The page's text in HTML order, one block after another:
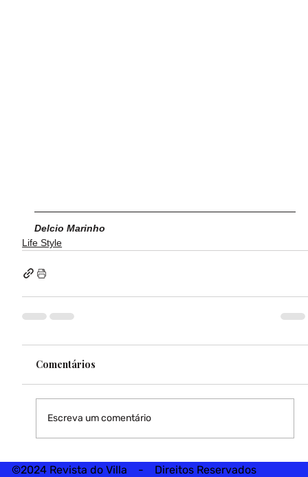
Delcio Marinho
Life Style
Comentários
Escreva um comentário
©2024 Revista do Villa - Direitos Reservados